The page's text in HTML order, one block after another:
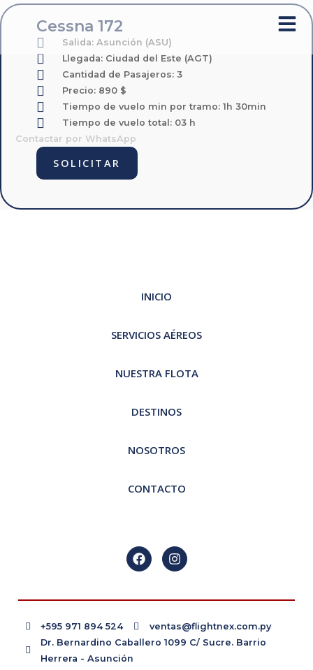
Cessna 172
Salida: Asunción (ASU)
Llegada: Ciudad del Este (AGT)
Cantidad de Pasajeros: 3
Precio: 890 $
Tiempo de vuelo min por tramo: 1h 30min
Tiempo de vuelo total: 03 h
Contactar por WhatsApp
SOLICITAR
INICIO
SERVICIOS AÉREOS
NUESTRA FLOTA
DESTINOS
NOSOTROS
CONTACTO
+595 971 894 524
ventas@flightnex.com.py
Dr. Bernardino Caballero 1099 C/ Sucre. Barrio
Herrera - Asunción